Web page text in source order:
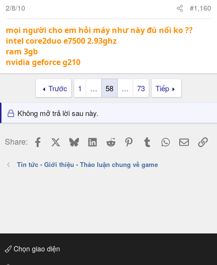
2/8/10 #1,160
mọi người cho em hỏi máy như này đú nổi ko ??
intel core2duo e7500 2.93ghz
ram 3gb
nvidia geforce g210
Trước 1 … 58 … 73 Tiếp
Không mở trả lời sau này.
Share: Facebook BlueskyLinkedIn
Reddit PinterestTumblr WhatsApp
Email
Tin tức - Giới thiệu - Thảo luận chung về game
Chọn giao diện